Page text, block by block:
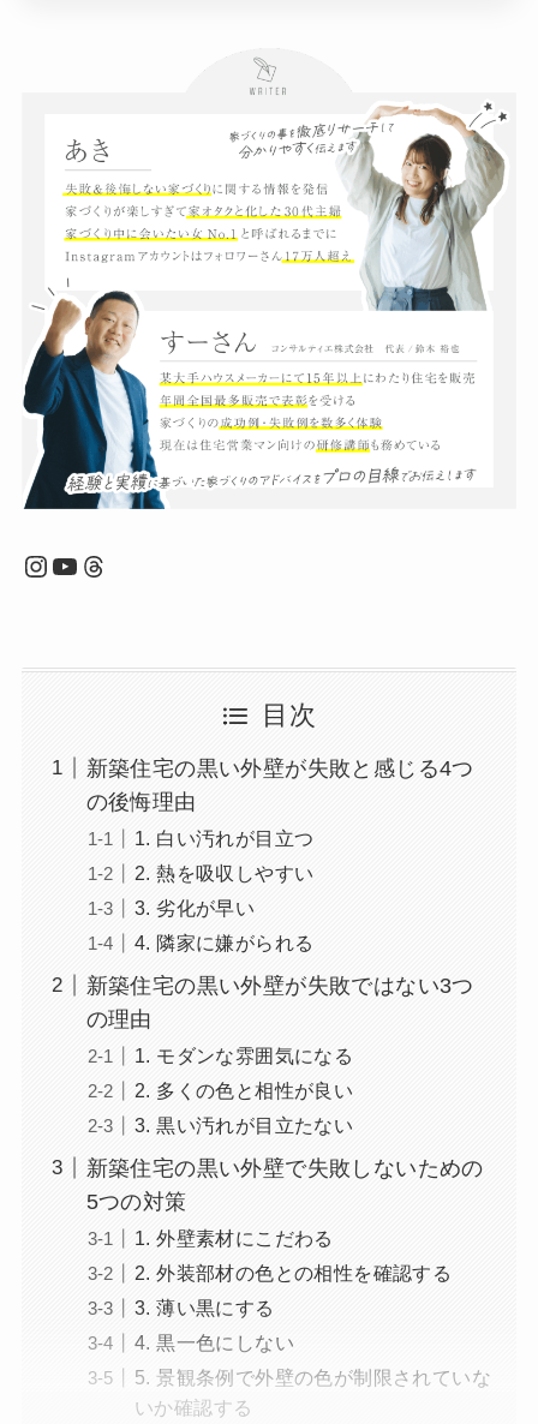
Instagram
YouTube
Threads
目次
新築住宅の黒い外壁が失敗と感じる4つ
の後悔理由
1. 白い汚れが目立つ
2. 熱を吸収しやすい
3. 劣化が早い
4. 隣家に嫌がられる
新築住宅の黒い外壁が失敗ではない3つ
の理由
1. モダンな雰囲気になる
2. 多くの色と相性が良い
3. 黒い汚れが目立たない
新築住宅の黒い外壁で失敗しないための
5つの対策
1. 外壁素材にこだわる
2. 外装部材の色との相性を確認する
3. 薄い黒にする
4. 黒一色にしない
5. 景観条例で外壁の色が制限されていな
いか確認する